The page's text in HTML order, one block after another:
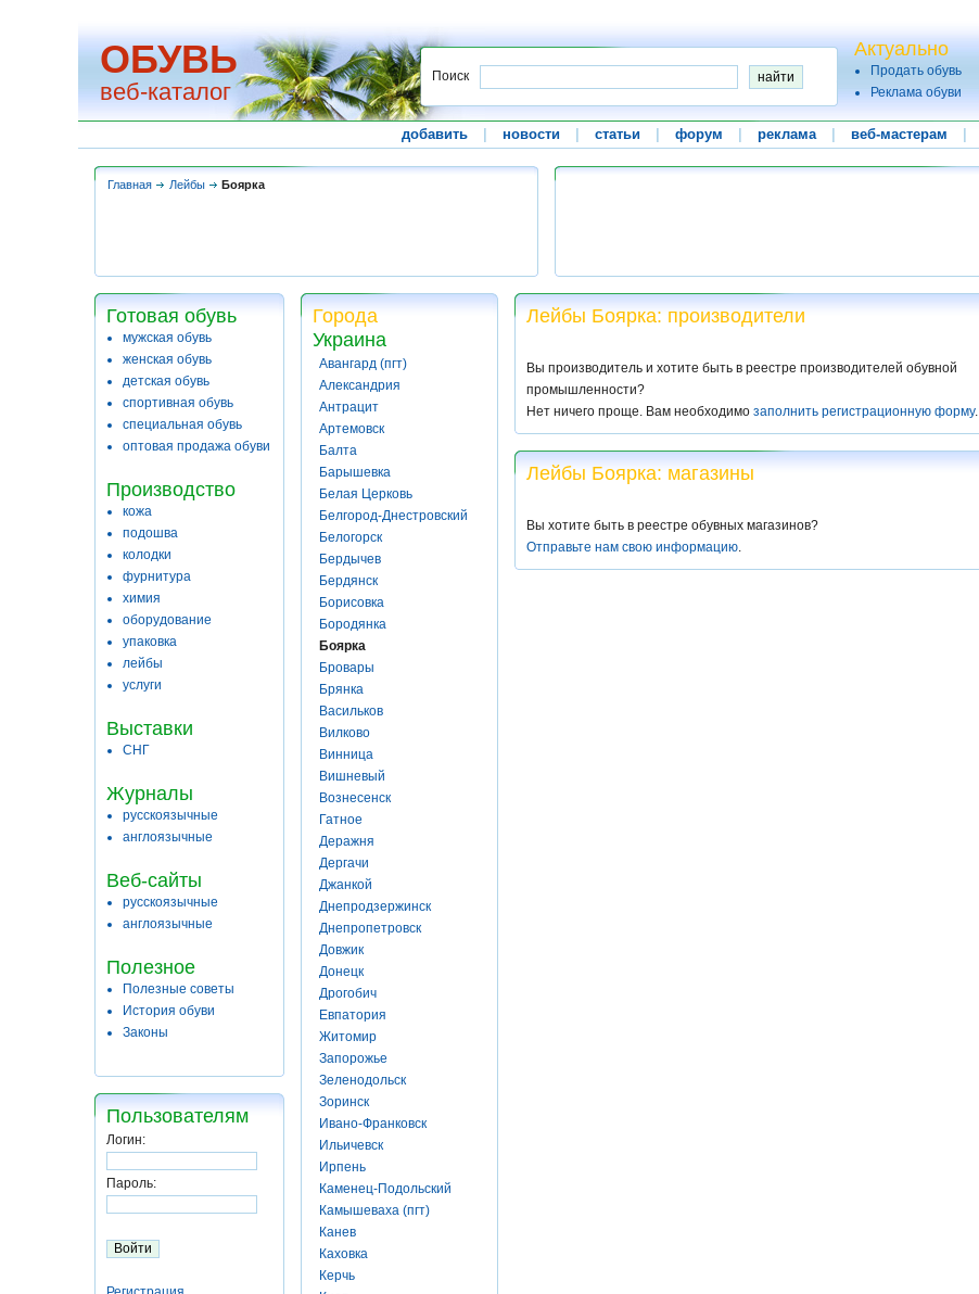
ОБУВЬ
веб-каталог
Поиск
Актуально
Продать обувь
Реклама обуви
добавить новости статьи форум реклама веб-мастерам
Главная Лейбы Боярка
Готовая обувь
мужская обувь
женская обувь
детская обувь
спортивная обувь
специальная обувь
оптовая продажа обуви
Производство
кожа
подошва
колодки
фурнитура
химия
оборудование
упаковка
лейбы
услуги
Выставки
СНГ
Журналы
русскоязычные
англоязычные
Веб-сайты
русскоязычные
англоязычные
Полезное
Полезные советы
История обуви
Законы
Пользователям
Логин:
Пароль:
Города
Украина
Авангард (пгт)
Александрия
Антрацит
Артемовск
Балта
Барышевка
Белая Церковь
Белгород-Днестровский
Белогорск
Бердычев
Бердянск
Борисовка
Бородянка
Боярка
Бровары
Брянка
Васильков
Вилково
Винница
Вишневый
Вознесенск
Гатное
Деражня
Дергачи
Джанкой
Днепродзержинск
Днепропетровск
Довжик
Донецк
Дрогобич
Евпатория
Житомир
Запорожье
Зеленодольск
Зоринск
Ивано-Франковск
Ильичевск
Ирпень
Каменец-Подольский
Камышеваха (пгт)
Канев
Каховка
Керчь
Лейбы Боярка: производители
Вы производитель и хотите быть в реестре производителей обувной
промышленности?
Нет ничего проще. Вам необходимо заполнить регистрационную форму.
Лейбы Боярка: магазины
Вы хотите быть в реестре обувных магазинов?
Отправьте нам свою информацию.